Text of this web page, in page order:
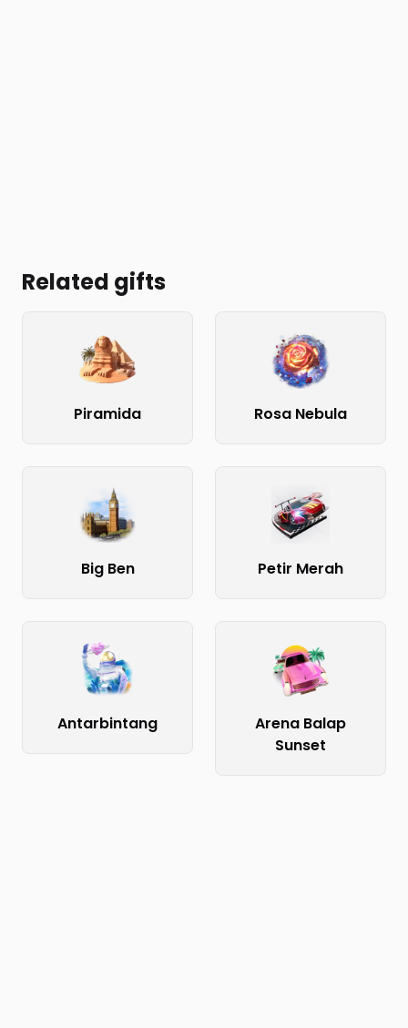
Related gifts
Piramida Rosa Nebula
Big Ben Petir Merah
Antarbintang
Arena Balap
Sunset